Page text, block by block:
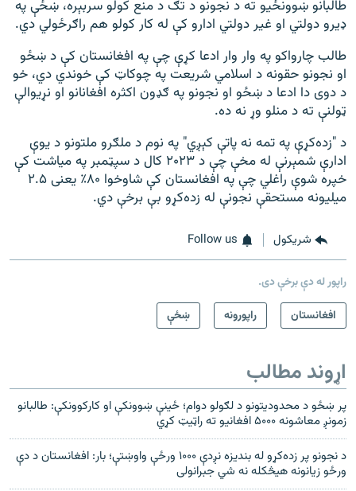
طالبانو ښوونځیو ته د نجونو د تګ د منع کولو سربېره، ښځې په
ډیرو دولتي او غیر دولتي ادارو کې له کار کولو هم راګرځولي دي.
طالب چارواکو په وار وار ادعا کړې چې په افغانستان کې د ښځو
او نجونو حقونه د اسلامي شریعت په چوکاټ کې خوندي دي، خو
د دوی دا ادعا د ښځو او نجونو په ګډون اکثره افغانانو او نړیوالې
ټولنې ته د منلو وړ نه ده.
د "زده‌کړې په تمه نه پاتې کېږي" په نوم د ملګرو ملتونو د یوې
ادارې شمېرنې له مخې چې د ۲۰۲۳ کال د سپټمبر په میاشت کې
خپره شوې راغلي چې په افغانستان کې شاوخوا ۸۰٪ یعنی ۲.۵
میلیونه مستحقې نجونې له زده‌کړو بې برخې دي.
شريکول Follow us
راپور له دې برخې دی.
افغانستان
راپورونه ښځې
اړوند مطالب
پر ښځو د محدودیتونو د لګولو دوام؛ ځینې ښوونکې او کارکوونکې: طالبانو
زمونږ معاشونه ۵۰۰۰ افغانیو ته راټیټ کړي
د نجونو پر زده‌کړو له بندیزه نږدې ۱۰۰۰ ورځې واوښتې؛ بار: افغانستان د دې
ورځو زیانونه هیڅکله نه شي جبرانولی